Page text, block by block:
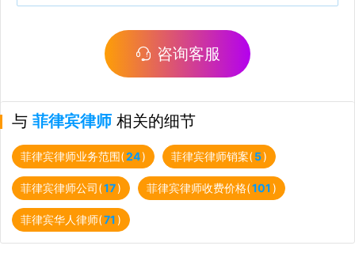
咨询客服
与 菲律宾律师 相关的细节
菲律宾律师业务范围(24) 菲律宾律师销案(5)
菲律宾律师公司(17) 菲律宾律师收费价格(101)
菲律宾华人律师(71)